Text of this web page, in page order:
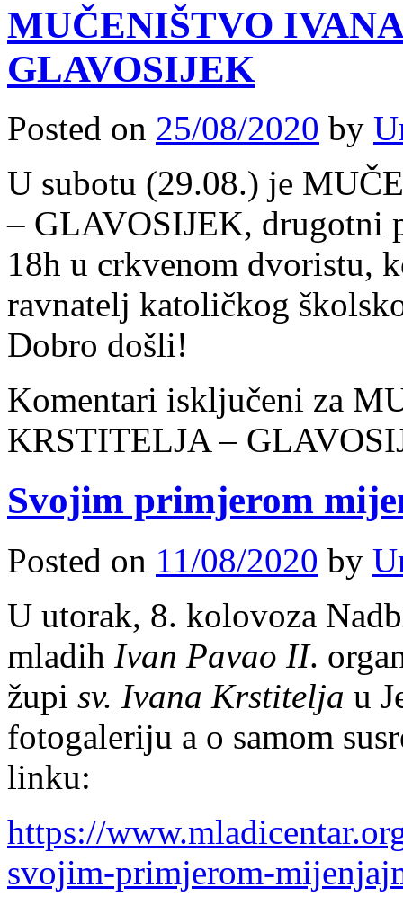
MUČENIŠTVO
GLAVOSIJEK
Posted on 25/08/2020 by
U subotu (29.08.) je
– GLAVOSIJEK, drugotni
18h u crkvenom dvoristu,
ravnatelj katoličkog
Dobro došli!
Komentari isključeni za
KRSTITELJA –
Svojim primjerom
Posted on 11/08/2020 by
U utorak, 8. kolovoza
mladih Ivan Pavao II.
župi sv. Ivana Krstitelja u
fotogaleriju a o samom
linku:
https://
svojim-primjerom-